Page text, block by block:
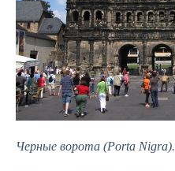
Черные ворота (Porta Nigra).